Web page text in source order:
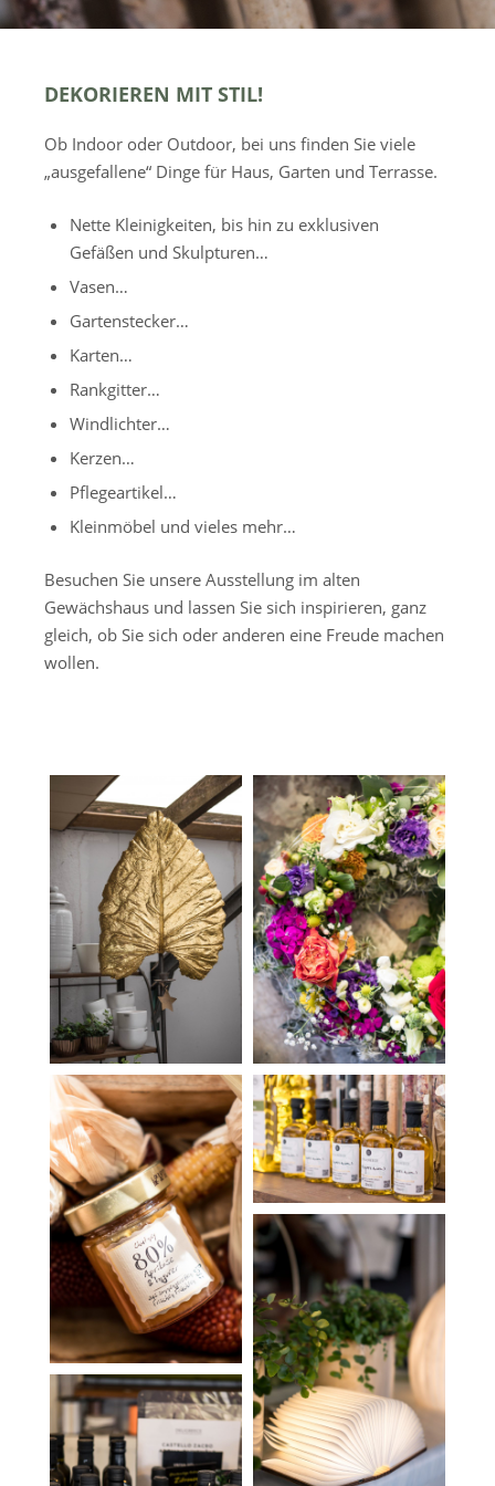
DEKORIEREN MIT STIL!
Ob Indoor oder Outdoor, bei uns finden Sie viele
„ausgefallene“ Dinge für Haus, Garten und Terrasse.
Nette Kleinigkeiten, bis hin zu exklusiven
Gefäßen und Skulpturen…
Vasen…
Gartenstecker…
Karten…
Rankgitter…
Windlichter…
Kerzen…
Pflegeartikel…
Kleinmöbel und vieles mehr…
Besuchen Sie unsere Ausstellung im alten
Gewächshaus und lassen Sie sich inspirieren, ganz
gleich, ob Sie sich oder anderen eine Freude machen
wollen.